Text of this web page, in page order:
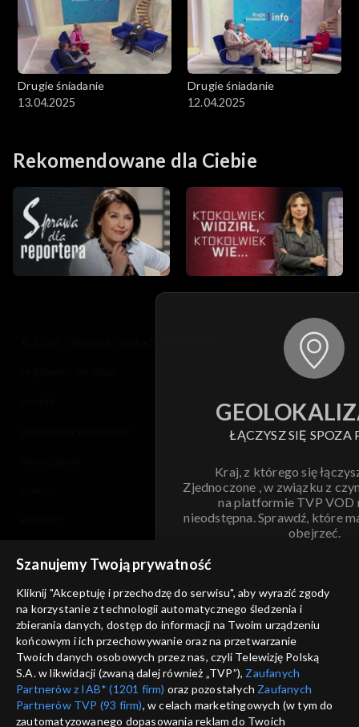
Drugie śniadanie
13.04.2025
Drugie śniadanie
12.04.2025
Rekomendowane dla Ciebie
ŁĄCZYSZ SIĘ SPOZA
Kraj, z którego się
Zjednoczone , w związku z
na platformie TVP VOD
nieodstępna. Sprawdź, które
obejrzeć.
ANULUJ
informacje o dostawcy usług
Szanujemy Twoją prywatność
Kliknij "Akceptuję i przechodzę do serwisu", aby wyrazić zgody
na korzystanie z technologii automatycznego śledzenia i
zbierania danych, dostęp do informacji na Twoim urządzeniu
końcowym i ich przechowywanie oraz na przetwarzanie
Twoich danych osobowych przez nas, czyli Telewizję Polską
S.A. w likwidacji (zwaną dalej również „TVP”), Zaufanych
Partnerów z IAB* (1201 firm) oraz pozostałych Zaufanych
Partnerów TVP (93 firm), w celach marketingowych (w tym do
zautomatyzowanego dopasowania reklam do Twoich